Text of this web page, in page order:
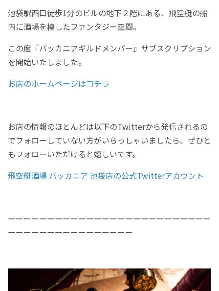
池袋駅西口徒歩1分のビルの地下２階にある、飛空艇の船
内に酒場を模したファンタジー空間。
この度『バッカニアギルドメンバー』サブスクリプション
を開始いたしました。
お店のホームページはコチラ
お店の情報のほとんどは以下のTwitterから発信されるの
でフォローしていない方がいらっしゃいましたら、ぜひと
もフォローいただけると嬉しいです。
飛空艇酒場 バッカニア 池袋店の公式Twitterアカウント
ーーーーーーーーーーーーーーーーーーーーーーーーーー
ーーーーーーーーーーーーーーーー